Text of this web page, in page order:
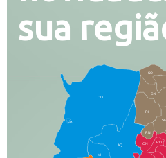
sua
CO
AQ
MI
CX
RI
SG
RO
RN
CN
SO
LA